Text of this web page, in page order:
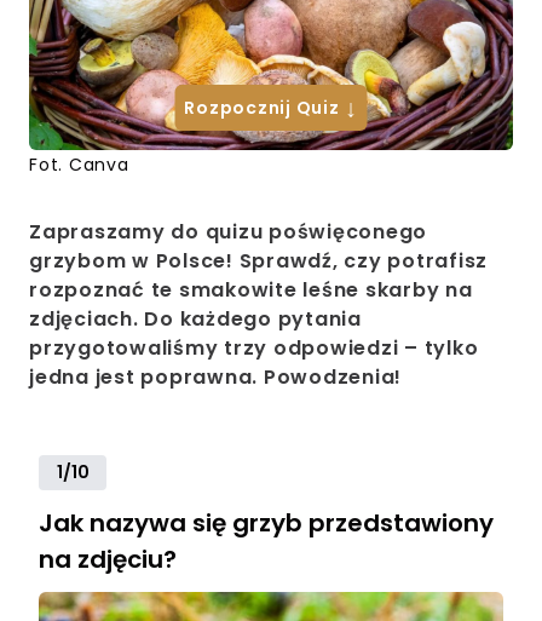
Fot. Canva
Rozpocznij Quiz ↓
Zapraszamy do quizu poświęconego
grzybom w Polsce! Sprawdź, czy potrafisz
rozpoznać te smakowite leśne skarby na
zdjęciach. Do każdego pytania
przygotowaliśmy trzy odpowiedzi – tylko
jedna jest poprawna. Powodzenia!
1/10
Jak nazywa się grzyb przedstawiony
na zdjęciu?